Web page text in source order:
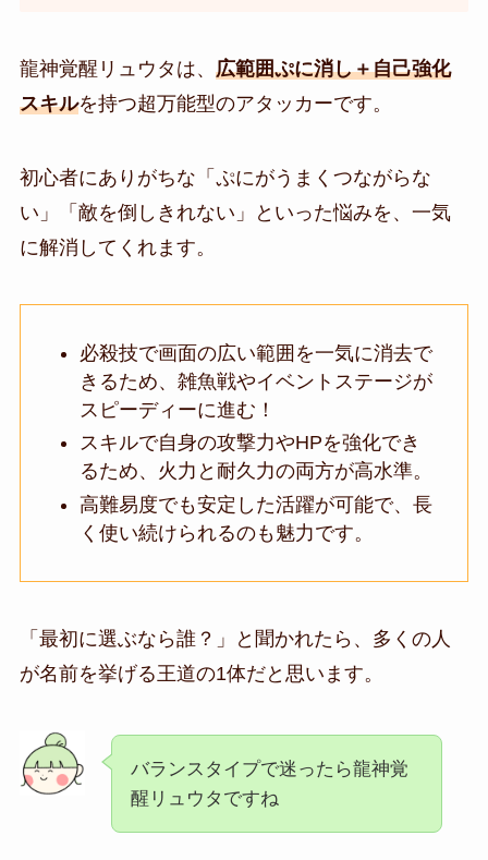
龍神覚醒リュウタは、 広範囲ぷに消し＋自己強化
スキルを持つ超万能型のアタッカーです。
初心者にありがちな「ぷにがうまくつながらな
い」「敵を倒しきれない」といった悩みを、一気
に解消してくれます。
必殺技で画面の広い範囲を一気に消去で
きるため、雑魚戦やイベントステージが
スピーディーに進む！
スキルで自身の攻撃力やHPを強化でき
るため、火力と耐久力の両方が高水準。
高難易度でも安定した活躍が可能で、長
く使い続けられるのも魅力です。
「最初に選ぶなら誰？」と聞かれたら、多くの人
が名前を挙げる王道の1体だと思います。
バランスタイプで迷ったら龍神覚
醒リュウタですね